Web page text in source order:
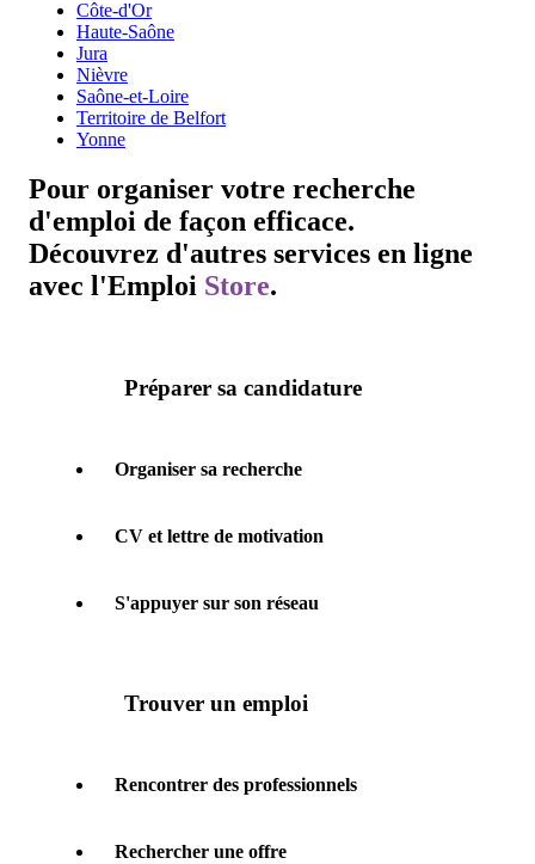
Côte-d'Or
Haute-Saône
Jura
Nièvre
Saône-et-Loire
Territoire de Belfort
Yonne
Pour organiser votre recherche
d'emploi de façon efficace.
Découvrez d'autres services en ligne
avec l'Emploi Store.
Préparer sa candidature
Organiser sa recherche
CV et lettre de motivation
S'appuyer sur son réseau
Trouver un emploi
Rencontrer des professionnels
Rechercher une offre